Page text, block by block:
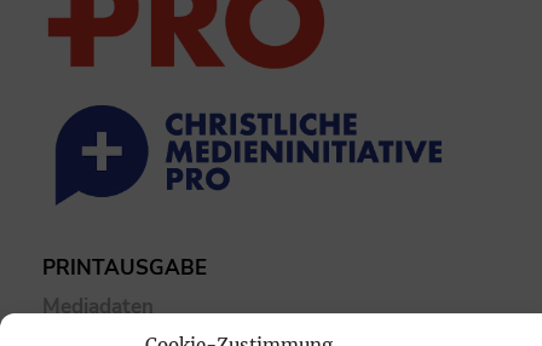
PRINTAUSGABE
Mediadaten